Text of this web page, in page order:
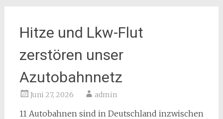
Hitze und Lkw-Flut
zerstören unser
Azutobahnnetz
Juni 27, 2026 admin
11 Autobahnen sind in Deutschland inzwischen